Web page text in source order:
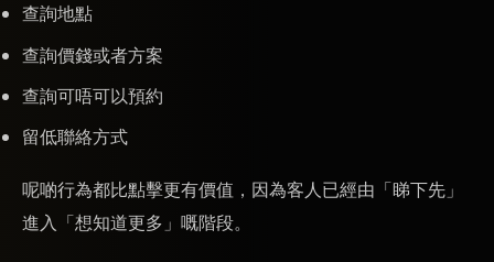
查詢地點
查詢價錢或者方案
查詢可唔可以預約
留低聯絡方式
呢啲行為都比點擊更有價值，因為客人已經由「睇下先」
進入「想知道更多」嘅階段。